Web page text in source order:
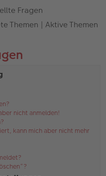
Fragen
Themen | Aktive Themen
nicht anmelden!
kann mich aber nicht mehr